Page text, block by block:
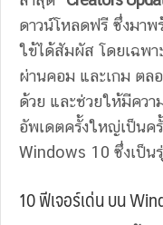
ดาวน์โหลดฟรี ซึ่งมา
ใข้ได้สัมผัส โดยเฉพา
ผ่านคอม และเกม ตล
ด้วย และช่วยให้มีควา
อัพเดตครั้งใหญ่เป็นค
Windows 10 ซึ่งเป็น
10 ฟีเจอร์เด่น บน